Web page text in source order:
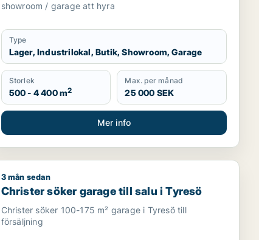
showroom / garage att hyra
Type
Lager, Industrilokal, Butik, Showroom, Garage
Storlek
500 - 4 400 m2
Max. per månad
25 000 SEK
Mer info
i Värmdö, Huddinge eller Botkyrka m.fl.
Christer söker garage till salu i Tyresö
3 mån sedan
Christer söker garage till salu i Tyresö
Christer söker 100-175 m² garage i Tyresö till
försäljning